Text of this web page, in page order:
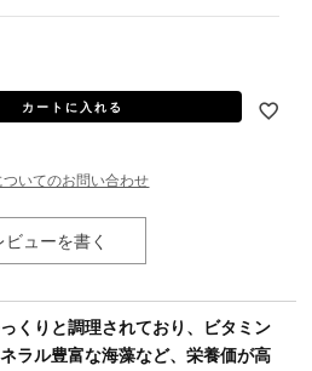
カートに入れる
ついてのお問い合わせ
ビューを書く
くりと調理されており、ビタミン
ラル豊富な海藻など、栄養価が高